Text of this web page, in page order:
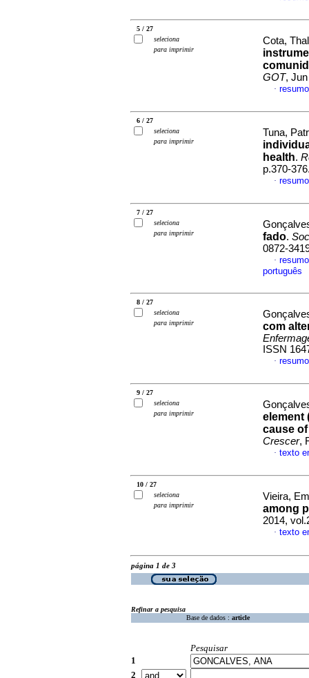
5 / 27
seleciona
para imprimir
Cota,
GOT,
·
6 / 27
seleciona
para imprimir
Tuna,
health.
p.370-
·
7 / 27
seleciona
para imprimir
fado.
0872-
·
português
8 / 27
seleciona
para imprimir
com
ISSN
·
9 / 27
seleciona
para imprimir
element
cause
Crescer,
· texto
10 / 27
seleciona
para imprimir
Vieira,
among
2014,
· texto
página 1 de 3
Refinar a pesquisa
Base de dados : article
Pesquisar
1
2